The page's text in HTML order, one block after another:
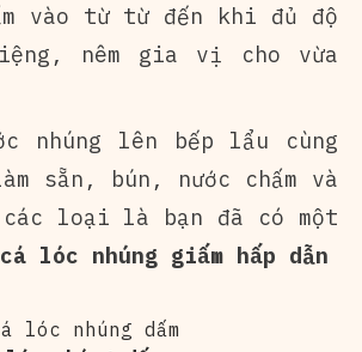
vào từ từ đến khi đủ độ
nêm gia vị cho vừa
nhúng lên bếp lẩu cùng
sẵn, bún, nước chấm và
các loại là bạn đã có một
cá lóc nhúng giấm hấp dẫn